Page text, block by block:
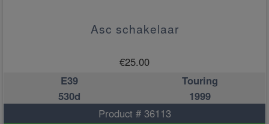
Asc schakelaar
€25.00
E39
Touring
530d
1999
Product # 36113